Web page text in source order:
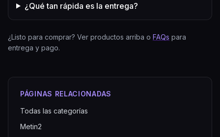
¿Qué tan rápida es la entrega?
¿Listo para comprar? Ver productos arriba o FAQs para
entrega y pago.
PÁGINAS RELACIONADAS
Todas las categorías
Metin2